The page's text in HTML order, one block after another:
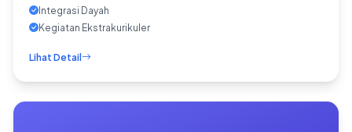
Integrasi Dayah
Kegiatan Ekstrakurikuler
Lihat Detail